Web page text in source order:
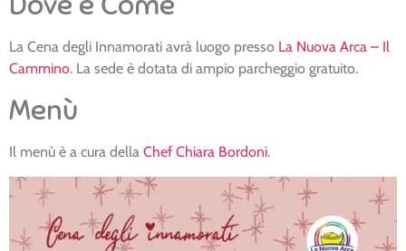
La Cena degli Innamorati avrà luogo presso La Nuova Arca – Il
Cammino. La sede è dotata di ampio parcheggio gratuito.
Menù
Il menù è a cura della Chef Chiara Bordoni.